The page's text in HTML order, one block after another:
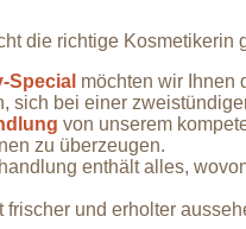
die richtige Kosmetikerin
Special möchten wir Ihnen
sich bei einer
von unserem
zu überzeugen.
enthält alles,
frischer und erholter